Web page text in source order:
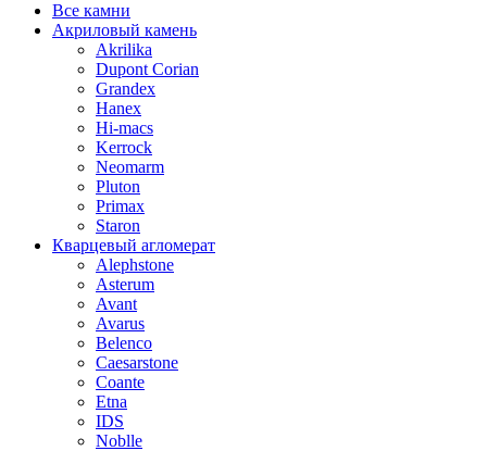
Все камни
Акриловый камень
Akrilika
Dupont Corian
Grandex
Hanex
Hi-macs
Kerrock
Neomarm
Pluton
Primax
Staron
Кварцевый агломерат
Alephstone
Asterum
Avant
Avarus
Belenco
Caesarstone
Coante
Etna
IDS
Noblle